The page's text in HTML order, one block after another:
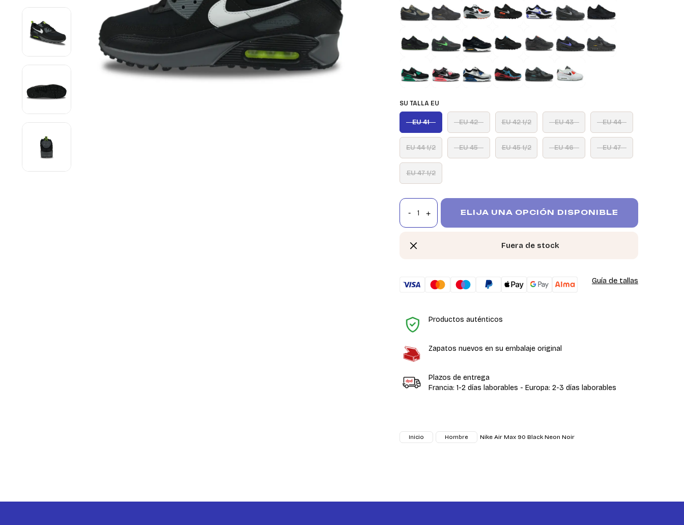
SU TALLA EU
EU 41 EU 42 EU 42 1/2 EU 43 EU 44
EU 44 1/2 EU 45 EU 45 1/2 EU 46 EU 47
EU 47 1/2
ELIJA UNA OPCIÓN DISPONIBLE
Fuera de stock
Guía de tallas
Productos auténticos
Zapatos nuevos en su embalaje original
Plazos de entrega
Francia: 1-2 días laborables - Europa: 2-3 días laborables
Inicio Hombre Nike Air Max 90 Black Neon Noir